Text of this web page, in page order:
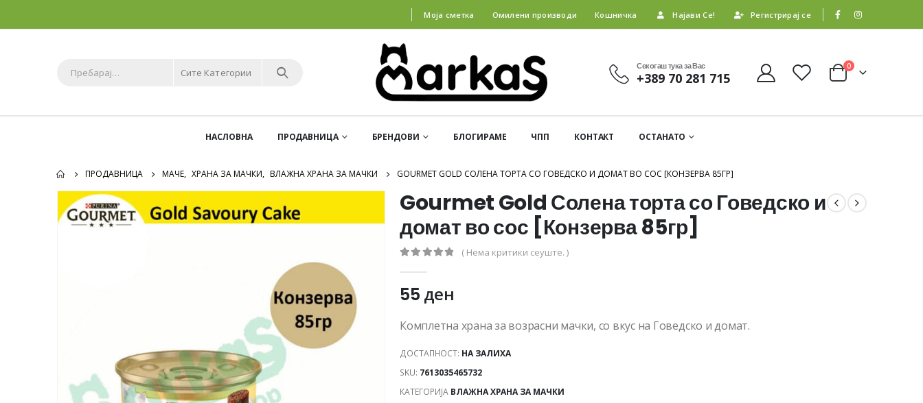
Моја сметка Омилени производи Кошничка Најави Се! Регистрирај се
Сите Категории
Секогаш тука за Вас
+389 70 281 715
0
НАСЛОВНА ПРОДАВНИЦА БРЕНДОВИ БЛОГИРАМЕ ЧПП КОНТАКТ ОСТАНАТО
ПРОДАВНИЦА МАЧЕ, ХРАНА ЗА МАЧКИ, ВЛАЖНА ХРАНА ЗА МАЧКИ GOURMET GOLD СОЛЕНА ТОРТА СО ГОВЕДСКО И ДОМАТ ВО СОС [КОНЗЕРВА 85ГР]
Gourmet Gold Солена торта со Говедско и
домат во сос [Конзерва 85гр]
( Нема критики сеуште. )
55 ден
Комплетна храна за возрасни мачки, со вкус на Говедско и домат.
ДОСТАПНОСТ: НА ЗАЛИХА
SKU: 7613035465732
КАТЕГОРИЈА ВЛАЖНА ХРАНА ЗА МАЧКИ